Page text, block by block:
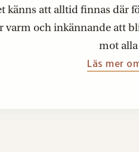
känns att alltid finnas där
varm och inkännande att
mot
Läs mer